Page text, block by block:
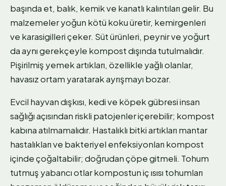
başında et, balık, kemik ve kanatlı kalıntıları gelir. Bu
malzemeler yoğun kötü koku üretir, kemirgenleri
ve karasigilleri çeker. Süt ürünleri, peynir ve yoğurt
da aynı gerekçeyle kompost dışında tutulmalıdır.
Pişirilmiş yemek artıkları, özellikle yağlı olanlar,
havasız ortam yaratarak ayrışmayı bozar.
Evcil hayvan dışkısı, kedi ve köpek gübresi insan
sağlığı açısından riskli patojenler içerebilir; kompost
kabına atılmamalıdır. Hastalıklı bitki artıkları mantar
hastalıkları ve bakteriyel enfeksiyonları kompost
içinde çoğaltabilir; doğrudan çöpe gitmeli. Tohum
tutmuş yabancı otlar kompostun iç ısısı tohumları